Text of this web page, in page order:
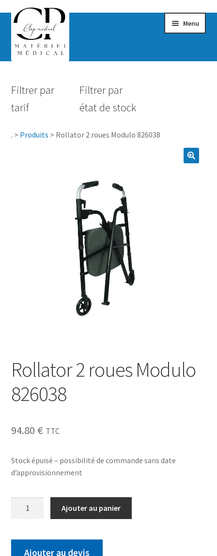
Menu
Hygiène
Accessoires Salle de bain
Vêtements & Chaussures
Filtrer par
tarif
Filtrer par
état de stock
. > Produits > Rollator 2 roues Modulo 826038
Rollator 2 roues Modulo
826038
94.80 € TTC
Stock épuisé – possibilité de commande sans date
d’approvisionnement
Ajouter au panier
Ajouter au devis